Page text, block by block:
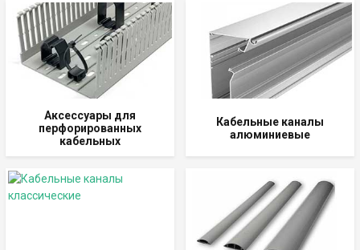
Аксессуары для
перфорированных
кабельных
Кабельные каналы
алюминиевые